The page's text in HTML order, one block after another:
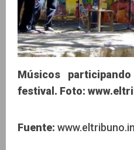
Músicos
festival. Foto:
Fuente: